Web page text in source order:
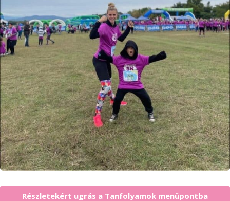
Részletekért ugrás a Tanfolyamok menüpontba